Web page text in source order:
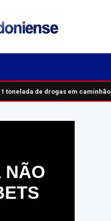
tonelada de drogas em caminhão
NÃO